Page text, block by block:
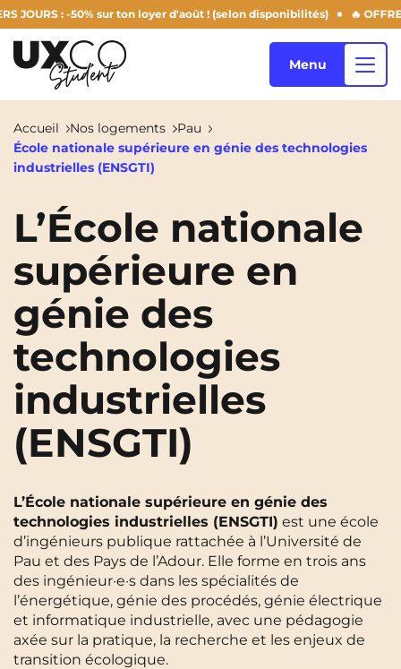
JOURS : -50% sur ton loyer d'août ! (selon disponibilités) 🔥 OFFRE
Nos logements
Annemasse Archamps
Aulnoy-Lez-Valenciennes Béziers
Bezons NEW! Blois
Bordeaux Boulogne-Billancourt
Caen
Chambéry NEW!
Gradignan
La Rochelle Le Havre
Lille Limoges
Lomme Lyon
Marseille Montpellier
Qui sommes-nous ?
Blog
FR
FR
InstagramTikTokFacebookYouTube
Menu
Accueil Nos logements
Pau
École nationale supérieure en génie des technologies
industrielles (ENSGTI)
L’École nationale
supérieure en
génie des
technologies
industrielles
(ENSGTI)
L’École nationale supérieure en génie des
technologies industrielles (ENSGTI) est une école
d’ingénieurs publique rattachée à l’Université de
Pau et des Pays de l’Adour. Elle forme en trois ans
des ingénieur·e·s dans les spécialités de
l’énergétique, génie des procédés, génie électrique
et informatique industrielle, avec une pédagogie
axée sur la pratique, la recherche et les enjeux de
transition écologique.